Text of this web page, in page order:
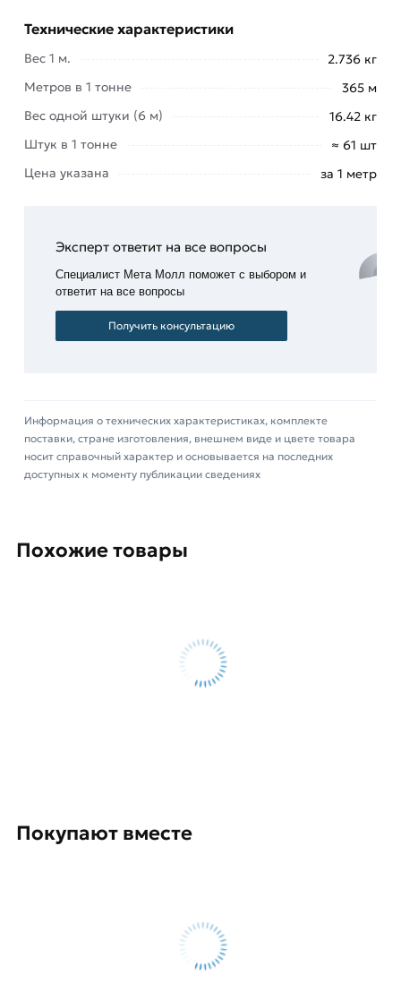
объекты);
машиностроении;
нефтегазовой
(при
прокладке
систем
конструкциям);
химической
промышленности;
сельском
хозяйстве.
кнопку«Быстрый заказ». Также можете купить
позвонив по контактам указанным на сайте.
Условия доставки и цены на товар Труба ВГП
профессиональные менеджеры обработают
заказ и свяжутся с Вами для согласования
сертифицирован, соответствует всем
стандартам качества. Возврат купленного
товарa в течение 14 дней (наличие чека
Технические характеристики
Вес 1 м.
2.736 кг
Метров в 1 тонне
365 м
Вес одной штуки (6 м)
16.42 кг
Штук в 1 тонне
≈ 61 шт
Цена указана
за 1 метр
Эксперт ответит на все вопросы
Специалист Мета Молл поможет с выбором и
ответит на все вопросы
Получить консультацию
Информация о технических характеристиках, комплекте
поставки, стране изготовления, внешнем виде и цвете товара
носит справочный характер и основывается на последних
доступных к моменту публикации сведениях
Похожие товары
Покупают вместе